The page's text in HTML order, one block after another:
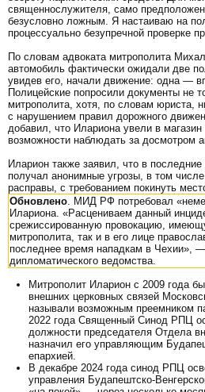
священнослужителя, само
безусловно ложным. Я настаиваю на
процессуально безупречной проверке
По словам адвоката митрополита
автомобиль фактически ожидали две
увидев его, начали движение: одна —
Полицейские попросили документы не
митрополита, хотя, по словам юриста,
с нарушением правил дорожного
добавил, что Илариона увели в
возможности наблюдать за досмотром
Иларион также заявил, что в
получал анонимные угрозы, в том
расправы, с требованием покинуть
Обновлено. МИД РФ потребовал
Илариона. «Расцениваем данный
срежиссированную провокацию,
митрополита, так и в его лице
последнее время нападкам в Чехии», —
дипломатического ведомства.​
Митрополит Иларион с 2009 года
внешних церковных связей
называли возможным преемником
2022 года Священный Синод РПЦ
должности председателя Отдела
назначил его управляющим
епархией.
В декабре 2024 года синод РПЦ
управления Будапештско-